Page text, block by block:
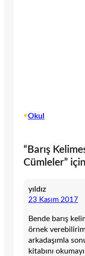
•Okul
“Barış
Cümleler”
yıldız
23 Kasım 2017
Bende barış
örnek
arkadaşımla
kitabını